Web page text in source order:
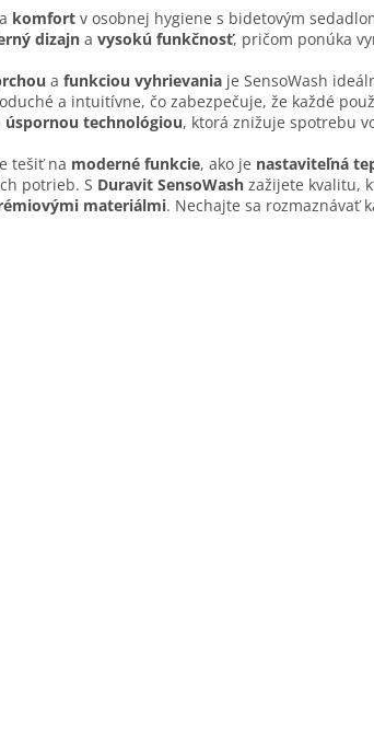
l
á
a
c
i
p
r
v
a komfort v osobnej hygiene s bidetovým
dizajn a vysokú funkčnosť, pričom ponúka
a funkciou vyhrievania je SensoWash
a intuitívne, čo zabezpečuje, že každé
úspornou technológiou, ktorá znižuje spotrebu
tešiť na moderné funkcie, ako je nastaviteľná
potrieb. S Duravit SensoWash zažijete kvalitu,
materiálmi. Nechajte sa rozmaznávať